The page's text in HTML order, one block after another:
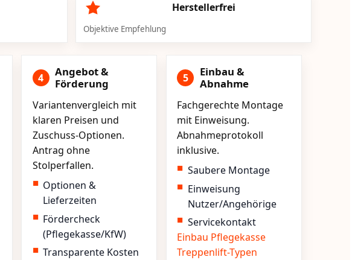
Herstellerfrei
Objektive Empfehlung
4
Angebot &
Förderung
Variantenvergleich mit
klaren Preisen und
Zuschuss-Optionen.
Antrag ohne
Stolperfallen.
Optionen &
Lieferzeiten
Fördercheck
(Pflegekasse/KfW)
Transparente Kosten
5
Einbau &
Abnahme
Fachgerechte Montage
mit Einweisung.
Abnahmeprotokoll
inklusive.
Saubere Montage
Einweisung
Nutzer/Angehörige
Servicekontakt
Einbau Pflegekasse
Treppenlift-Typen